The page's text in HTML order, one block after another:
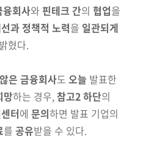
융회사와 핀테크 간의 협업을
과 정책적 노력을 일관되게
혔다.
않은 금융회사도 오늘 발표한
망하는 경우, 참고2 하단의
터에 문의하면 발표 기업의
를 공유받을 수 있다.